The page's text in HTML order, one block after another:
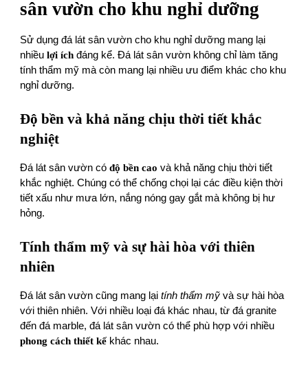
sân vườn cho khu nghỉ dưỡng
Sử dụng đá lát sân vườn cho khu nghỉ dưỡng mang lại
nhiềulợi ích đáng kể. Đá lát sân vườn không chỉ làm tăng
tính thẩm mỹ mà còn mang lại nhiều ưu điểm khác cho khu
nghỉ dưỡng.
Độ bền và khả năng chịu thời tiết khắc
nghiệt
Đá lát sân vườn cóđộ bền cao và khả năng chịu thời tiết
khắc nghiệt. Chúng có thể chống chọi lại các điều kiện thời
tiết xấu như mưa lớn, nắng nóng gay gắt mà không bị hư
hỏng.
Tính thẩm mỹ và sự hài hòa với thiên
nhiên
Đá lát sân vườn cũng mang lạitính thẩm mỹ và sự hài hòa
với thiên nhiên. Với nhiều loại đá khác nhau, từ đá granite
đến đá marble, đá lát sân vườn có thể phù hợp với nhiều
phong cách thiết kếkhác nhau.